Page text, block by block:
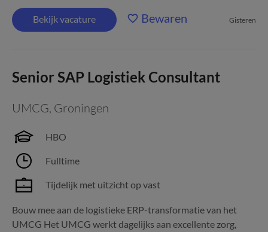
Bekijk vacature Bewaren Gisteren
Senior SAP Logistiek Consultant
UMCG, Groningen
HBO
Fulltime
Tijdelijk met uitzicht op vast
Bouw mee aan de logistieke ERP-transformatie van het
UMCG Het UMCG werkt dagelijks aan excellente zorg,